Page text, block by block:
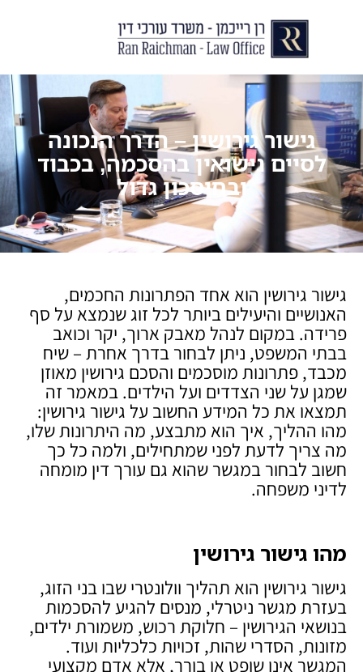
גישור גירושין – הדרך הנכונה
לסיים נישואין בהסכמה, בכבוד
ובחיסכון גדול
גישור גירושין הוא אחד הפתרונות החכמים,
האנושיים והיעילים ביותר לכל זוג שנמצא על סף
פרידה. במקום לנהל מאבק ארוך, יקר וכואב
בבתי המשפט, ניתן לבחור בדרך אחרת – שיח
מכבד, פתרונות מוסכמים והסכם גירושין מאוזן
שמגן על שני הצדדים ועל הילדים. במאמר זה
תמצאו את כל המידע החשוב על גישור גירושין:
מהו ההליך, איך הוא מתבצע, מה היתרונות שלו,
מה צריך לדעת לפני שמתחילים, ולמה כל כך
חשוב לבחור במגשר שהוא גם עורך דין מומחה
לדיני משפחה.
מהו גישור גירושין
גישור גירושין הוא תהליך וולונטרי שבו בני הזוג,
בעזרת מגשר ניטרלי, מנסים להגיע להסכמות
בנושאי הגירושין – חלוקת רכוש, משמורת ילדים,
מזונות, הסדרי שהות, זכויות כלכליות ועוד.
המגשר אינו שופט או בורר, אלא אדם מקצועי